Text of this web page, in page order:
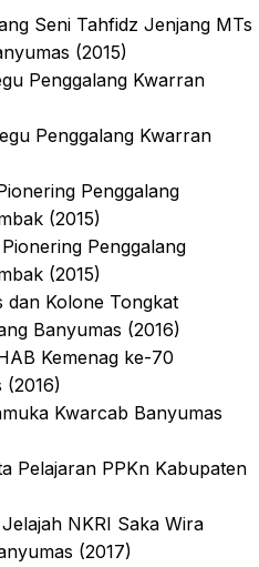
Seni Tahfidz Jenjang MTs
(2015)
Penggalang Kwarran
Penggalang Kwarran
Penggalang
(2015)
Penggalang
(2015)
dan Kolone Tongkat
Banyumas (2016)
Kemenag ke-70
(2016)
Kwarcab Banyumas
Pelajaran PPKn Kabupaten
NKRI Saka Wira
(2017)